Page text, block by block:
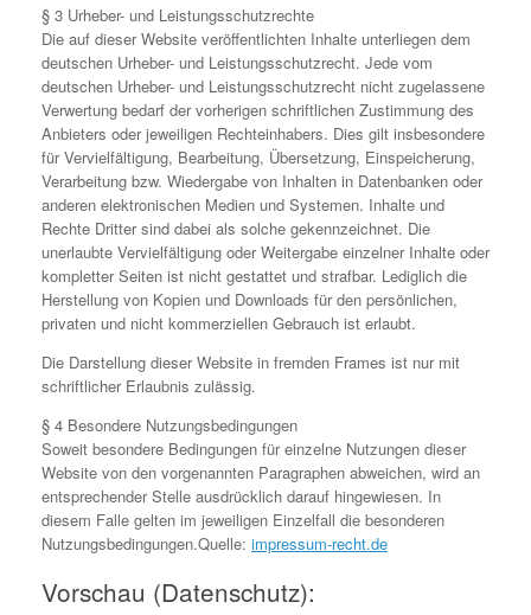
§ 3 Urheber- und Leistungsschutzrechte
Die auf dieser Website veröffentlichten Inhalte unterliegen dem
deutschen Urheber- und Leistungsschutzrecht. Jede vom
deutschen Urheber- und Leistungsschutzrecht nicht zugelassene
Verwertung bedarf der vorherigen schriftlichen Zustimmung des
Anbieters oder jeweiligen Rechteinhabers. Dies gilt insbesondere
für Vervielfältigung, Bearbeitung, Übersetzung, Einspeicherung,
Verarbeitung bzw. Wiedergabe von Inhalten in Datenbanken oder
anderen elektronischen Medien und Systemen. Inhalte und
Rechte Dritter sind dabei als solche gekennzeichnet. Die
unerlaubte Vervielfältigung oder Weitergabe einzelner Inhalte oder
kompletter Seiten ist nicht gestattet und strafbar. Lediglich die
Herstellung von Kopien und Downloads für den persönlichen,
privaten und nicht kommerziellen Gebrauch ist erlaubt.
Die Darstellung dieser Website in fremden Frames ist nur mit
schriftlicher Erlaubnis zulässig.
§ 4 Besondere Nutzungsbedingungen
Soweit besondere Bedingungen für einzelne Nutzungen dieser
Website von den vorgenannten Paragraphen abweichen, wird an
entsprechender Stelle ausdrücklich darauf hingewiesen. In
diesem Falle gelten im jeweiligen Einzelfall die besonderen
Nutzungsbedingungen.Quelle: impressum-recht.de
Vorschau (Datenschutz):